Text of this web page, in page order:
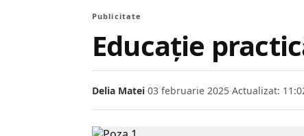
Publicitate
Educație
Delia Matei·03 februarie 2025·Actualizat: